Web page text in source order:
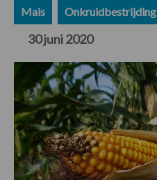
Mais Onkruidbestrijding
30 juni 2020